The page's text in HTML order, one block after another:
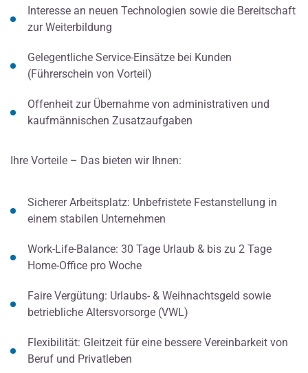
Interesse an neuen Technologien sowie die Bereitschaft
zur Weiterbildung
Gelegentliche Service-Einsätze bei Kunden
(Führerschein von Vorteil)
Offenheit zur Übernahme von administrativen und
kaufmännischen Zusatzaufgaben
Ihre Vorteile – Das bieten wir Ihnen:
Sicherer Arbeitsplatz: Unbefristete Festanstellung in
einem stabilen Unternehmen
Work-Life-Balance: 30 Tage Urlaub & bis zu 2 Tage
Home-Office pro Woche
Faire Vergütung: Urlaubs- & Weihnachtsgeld sowie
betriebliche Altersvorsorge (VWL)
Flexibilität: Gleitzeit für eine bessere Vereinbarkeit von
Beruf und Privatleben